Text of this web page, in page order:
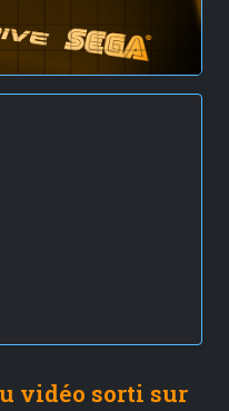
vidéo sorti sur